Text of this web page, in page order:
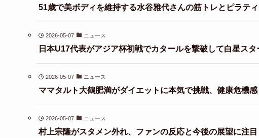
51歳で美ボディを維持する水谷雅代さんの筋トレとピラテ
2026-05-07 ニュース
日本U17代表がアジア杯初戦でカタールを撃破して白星スタ
2026-05-07 ニュース
ママタルト大鶴肥満がダイエットに本気で挑戦、健康危機
2026-05-07 ニュース
村上宗隆がスタメン外れ、ファンの反応と今後の展望に注目